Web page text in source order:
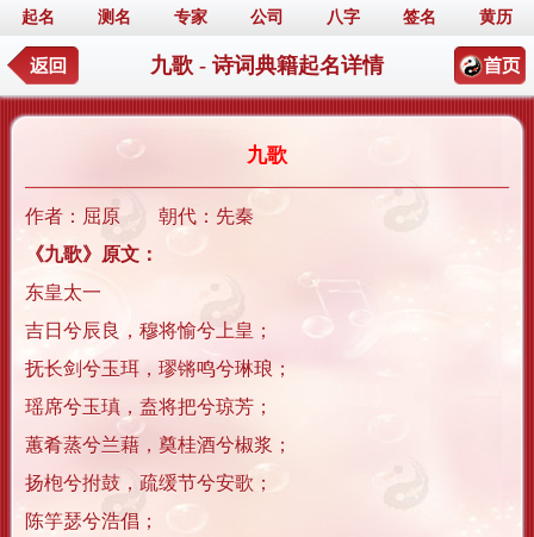
起名 测名 专家 公司 八字 签名 黄历
九歌 - 诗词典籍起名详情
九歌
作者：屈原 朝代：先秦
《九歌》原文：
东皇太一
吉日兮辰良，穆将愉兮上皇；
抚长剑兮玉珥，璆锵鸣兮琳琅；
瑶席兮玉瑱，盍将把兮琼芳；
蕙肴蒸兮兰藉，奠桂酒兮椒浆；
扬枹兮拊鼓，疏缓节兮安歌；
陈竽瑟兮浩倡；